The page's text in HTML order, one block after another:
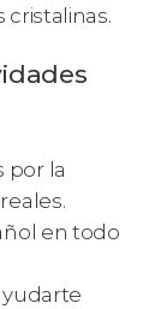
cristalinas.
por la
en todo